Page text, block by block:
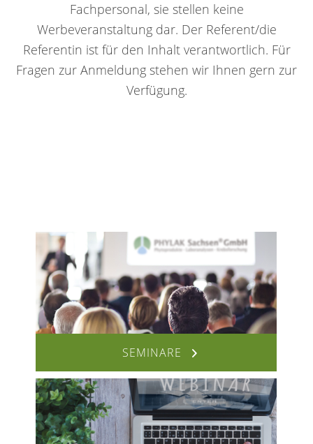
Fachpersonal, sie stellen keine
Werbeveranstaltung dar. Der Referent/die
Referentin ist für den Inhalt verantwortlich. Für
Fragen zur Anmeldung stehen wir Ihnen gern zur
Verfügung.
SEMINARE